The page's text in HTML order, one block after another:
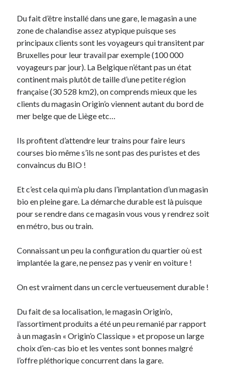
Du fait d’être installé dans une gare, le magasin a une
zone de chalandise assez atypique puisque ses
principaux clients sont les voyageurs qui transitent par
Bruxelles pour leur travail par exemple (100 000
voyageurs par jour). La Belgique n’étant pas un état
continent mais plutôt de taille d’une petite région
française (30 528 km2), on comprends mieux que les
clients du magasin Origin’o viennent autant du bord de
mer belge que de Liège etc…
Ils profitent d’attendre leur trains pour faire leurs
courses bio même s’ils ne sont pas des puristes et des
convaincus du BIO !
Et c’est cela qui m’a plu dans l’implantation d’un magasin
bio en pleine gare. La démarche durable est là puisque
pour se rendre dans ce magasin vous vous y rendrez soit
en métro, bus ou train.
Connaissant un peu la configuration du quartier où est
implantée la gare, ne pensez pas y venir en voiture !
On est vraiment dans un cercle vertueusement durable !
Du fait de sa localisation, le magasin Origin’o,
l’assortiment produits a été un peu remanié par rapport
à un magasin « Origin’o Classique » et propose un large
choix d’en-cas bio et les ventes sont bonnes malgré
l’offre pléthorique concurrent dans la gare.